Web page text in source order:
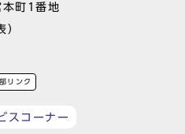
町1番地
）
リンク
スコーナー